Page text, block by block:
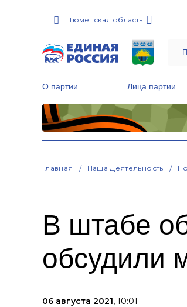
Тюменская область
О партии Лица партии
Главная Наша Деятельность
В штабе
обсудили
06 августа 2021, 10:01